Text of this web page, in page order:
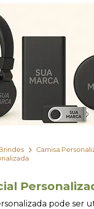
Camisa
pode ser